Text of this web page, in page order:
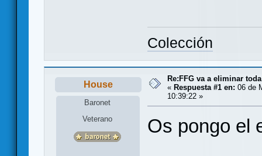
Colección
House
Baronet
Veterano
Re:FFG va a eliminar
« Respuesta #1 en: 06 de
10:39:22 »
Os pongo el